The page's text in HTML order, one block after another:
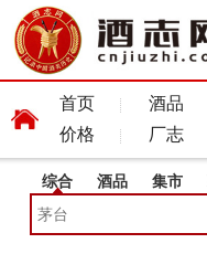
首页 酒品
价格
厂志
综合 酒品 集市